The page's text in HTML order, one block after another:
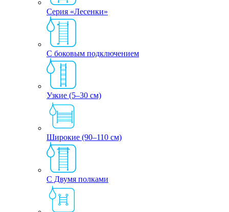
Серия «Лесенки»
С боковым подключением
Узкие (5–30 см)
Широкие (90–110 см)
С Двумя полками